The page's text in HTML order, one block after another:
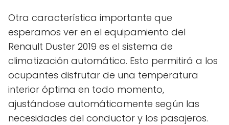
Otra característica importante que
esperamos ver en el equipamiento del
Renault Duster 2019 es el sistema de
climatización automático. Esto permitirá a los
ocupantes disfrutar de una temperatura
interior óptima en todo momento,
ajustándose automáticamente según las
necesidades del conductor y los pasajeros.